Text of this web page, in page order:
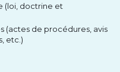
(loi, doctrine et
(actes de procédures, avis
etc.)